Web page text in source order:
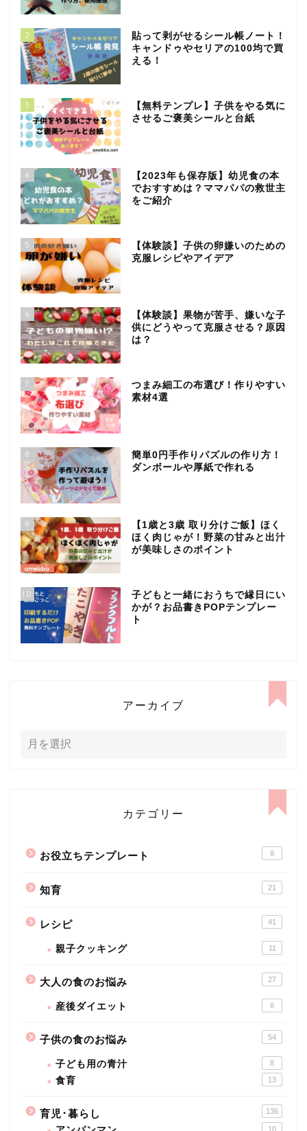
2
貼って剥がせるシール帳ノート！
キャンドゥやセリアの100均で買
える！
3
【無料テンプレ】子供をやる気に
させるご褒美シールと台紙
4
【2023年も保存版】幼児食の本
でおすすめは？ママパパの救世主
をご紹介
5
【体験談】子供の卵嫌いのための
克服レシピやアイデア
6
【体験談】果物が苦手、嫌いな子
供にどうやって克服させる？原因
は？
7
つまみ細工の布選び！作りやすい
素材4選
8
簡単0円手作りパズルの作り方！
ダンボールや厚紙で作れる
9
【1歳と3歳 取り分けご飯】ほく
ほく肉じゃが！野菜の甘みと出汁
が美味しさのポイント
10
子どもと一緒におうちで縁日にい
かが？お品書きPOPテンプレー
ト
アーカイブ
カテゴリー
お役立ちテンプレート 8
知育 21
レシピ 41
親子クッキング 11
大人の食のお悩み 27
産後ダイエット 8
子供の食のお悩み 54
子ども用の青汁 8
食育 13
育児･暮らし 136
10